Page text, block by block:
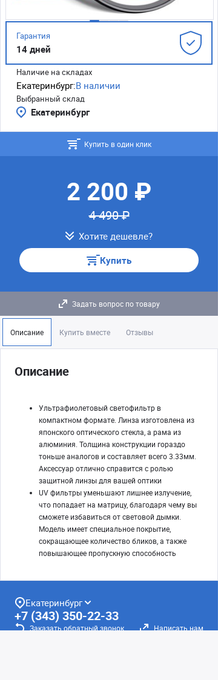
Гарантия
14 дней
Наличие на складах
Екатеринбург:В наличии
Выбранный склад
Екатеринбург
Купить в один клик
2 200 ₽
4 490 ₽
Хотите дешевле?
Купить
Задать вопрос по товару
Описание Купить вместе Отзывы
Описание
Ультрафиолетовый светофильтр в
компактном формате. Линза изготовлена из
японского оптического стекла, а рама из
алюминия. Толщина конструкции гораздо
тоньше аналогов и составляет всего 3.33мм.
Аксессуар отлично справится с ролью
защитной линзы для вашей оптики
UV фильтры уменьшают лишнее излучение,
что попадает на матрицу, благодаря чему вы
сможете избавиться от световой дымки.
Модель имеет специальное покрытие,
сокращающее количество бликов, а также
повышающее пропускную способность
Екатеринбург
+7 (343) 350-22-33
Заказать обратный звонок Написать нам